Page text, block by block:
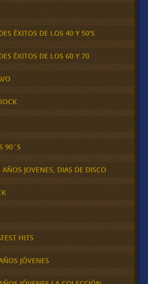
ÉXITOS DE LOS 40 Y 50'S
ÉXITOS DE LOS 60 Y 70
90´S
JOVENES, DIAS DE DISCO
HITS
JÓVENES